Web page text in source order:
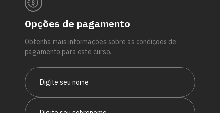
Opções de pagamento
Obtenha mais informações sobre as condições de
pagamento para este curso.